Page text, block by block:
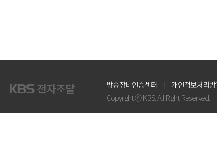
방송장비인증센터
개인정보처리
Copyright ⓒ KBS. All Right Reserved.